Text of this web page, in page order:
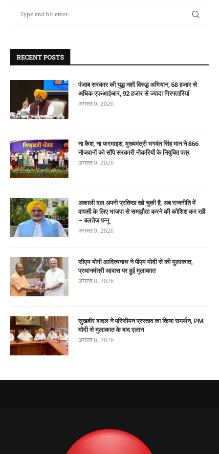
RECENT POSTS
पंजाब सरकार की युद्ध नशों विरुद्ध अभियान, 68 हजार से
अधिक एफआईआर, 92 हजार से ज्यादा गिरफ्तारियां
अगस्त 9, 2026
ना कैश, ना फरमाइश, मुख्यमंत्री भगवंत सिंह मान ने 866
नौजवानों को सौंपे सरकारी नौकरियों के नियुक्ति पत्र
अगस्त 9, 2026
अकाली दल अपनी प्रतिष्ठा खो चुकी है, अब राजनीति में
वापसी के लिए भाजपा से समझौता करने की कोशिश कर रही
– बलतेज पन्नू
अगस्त 9, 2026
सीएम योगी आदित्यनाथ ने पीएम मोदी से की मुलाकात,
प्रधानमंत्री आवास पर हुई मुलाकात
अगस्त 8, 2026
सुखबीर बादल ने परिसीमन प्रस्ताव का किया समर्थन, PM
मोदी से मुलाकात के बाद एलान
अगस्त 8, 2026